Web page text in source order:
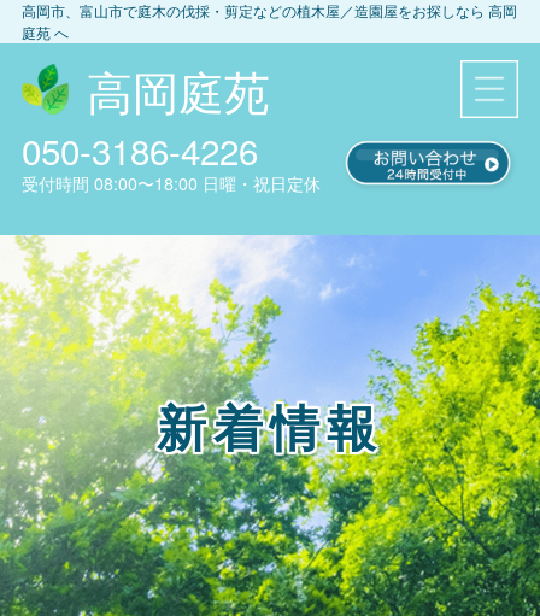
高岡市、富山市で庭木の伐採・剪定などの植木屋／造園屋をお探しなら 高岡
庭苑へ
高岡庭苑
050-3186-4226
受付時間 08:00〜18:00 日曜・祝日定休
新着情報